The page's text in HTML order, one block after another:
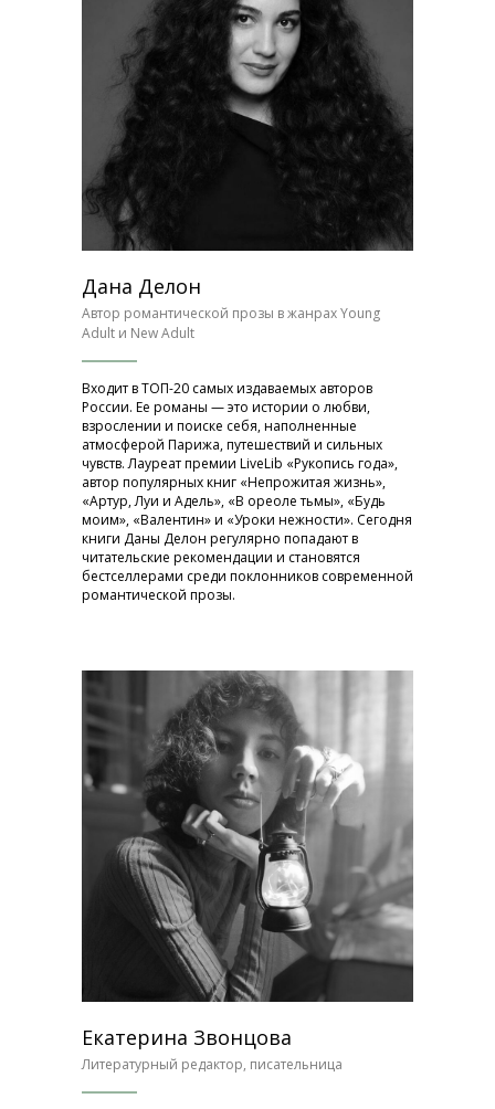
Дана Делон
Автор романтической прозы в жанрах Young
Adult и New Adult
Входит в ТОП-20 самых издаваемых авторов
России. Ее романы — это истории о любви,
взрослении и поиске себя, наполненные
атмосферой Парижа, путешествий и сильных
чувств. Лауреат премии LiveLib «Рукопись года»,
автор популярных книг «Непрожитая жизнь»,
«Артур, Луи и Адель», «В ореоле тьмы», «Будь
моим», «Валентин» и «Уроки нежности». Сегодня
книги Даны Делон регулярно попадают в
читательские рекомендации и становятся
бестселлерами среди поклонников современной
романтической прозы.
Екатерина Звонцова
Литературный редактор, писательница